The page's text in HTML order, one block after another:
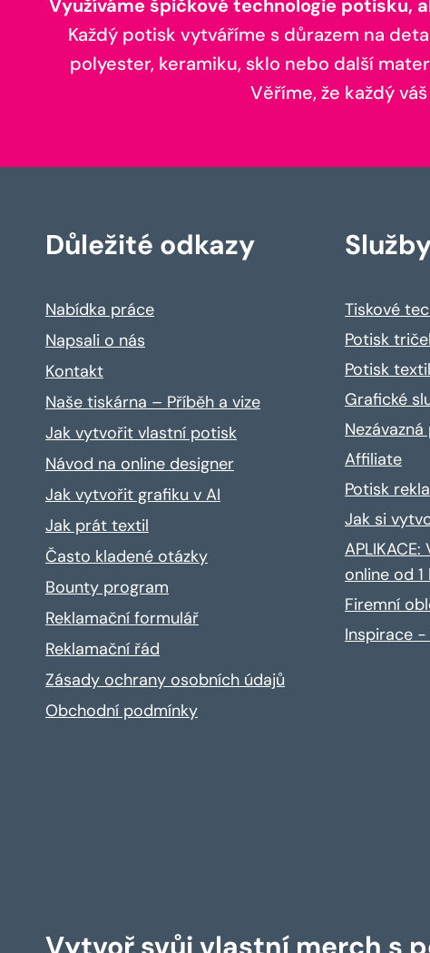
Využíváme špičkové technologie potisku,
Každý potisk vytváříme s důrazem na
polyester, keramiku, sklo nebo další
Věříme, že každý
Důležité odkazy
Nabídka práce
Napsali o nás
Kontakt
Naše tiskárna – Příběh a vize
Jak vytvořit vlastní potisk
Návod na online designer
Jak vytvořit grafiku v AI
Jak prát textil
Často kladené otázky
Bounty program
Reklamační formulář
Reklamační řád
Zásady ochrany osobních údajů
Obchodní podmínky
Tiskové
Potisk
Potisk
Grafické
Affiliate
Potisk
Jak si
online od 1
Firemní
Inspirace